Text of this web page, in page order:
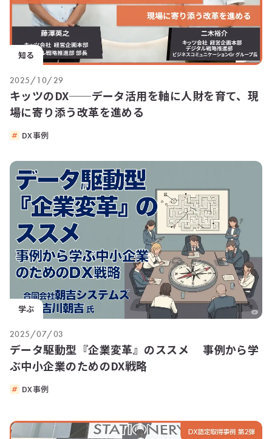
知る
2025/10/29
キッツのDX──データ活用を軸に人財を育て、現
場に寄り添う改革を進める
DX事例
学ぶ
2025/07/03
データ駆動型『企業変革』のススメ 事例から学
ぶ中小企業のためのDX戦略
DX事例